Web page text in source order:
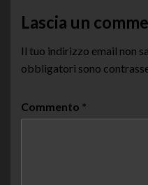
Lascia un
Il tuo indirizzo email non
obbligatori sono
Commento *